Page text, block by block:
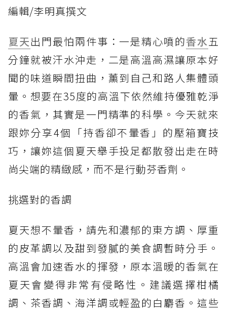
編輯/李明真撰文
夏天出門最怕兩件事：一是精心噴的香水五
分鐘就被汗水沖走，二是高溫高濕讓原本好
聞的味道瞬間扭曲，薰到自己和路人集體頭
暈。想要在35度的高溫下依然維持優雅乾淨
的香氣，其實是一門精準的科學。今天就來
跟妳分享4個「持香卻不暈香」的壓箱寶技
巧，讓妳這個夏天舉手投足都散發出走在時
尚尖端的精緻感，而不是行動芬香劑。
挑選對的香調
夏天想不暈香，請先和濃郁的東方調、厚重
的皮革調以及甜到發膩的美食調暫時分手。
高溫會加速香水的揮發，原本溫暖的香氣在
夏天會變得非常有侵略性。建議選擇柑橘
調、茶香調、海洋調或輕盈的白麝香。這些